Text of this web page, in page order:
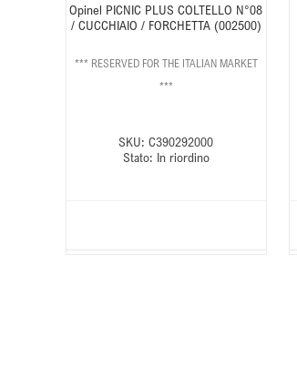
Opinel PICNIC PLUS COLTELLO N°08
/ CUCCHIAIO / FORCHETTA (002500)
*** RESERVED FOR THE ITALIAN MARKET
***
SKU: C390292000
Stato: In riordino